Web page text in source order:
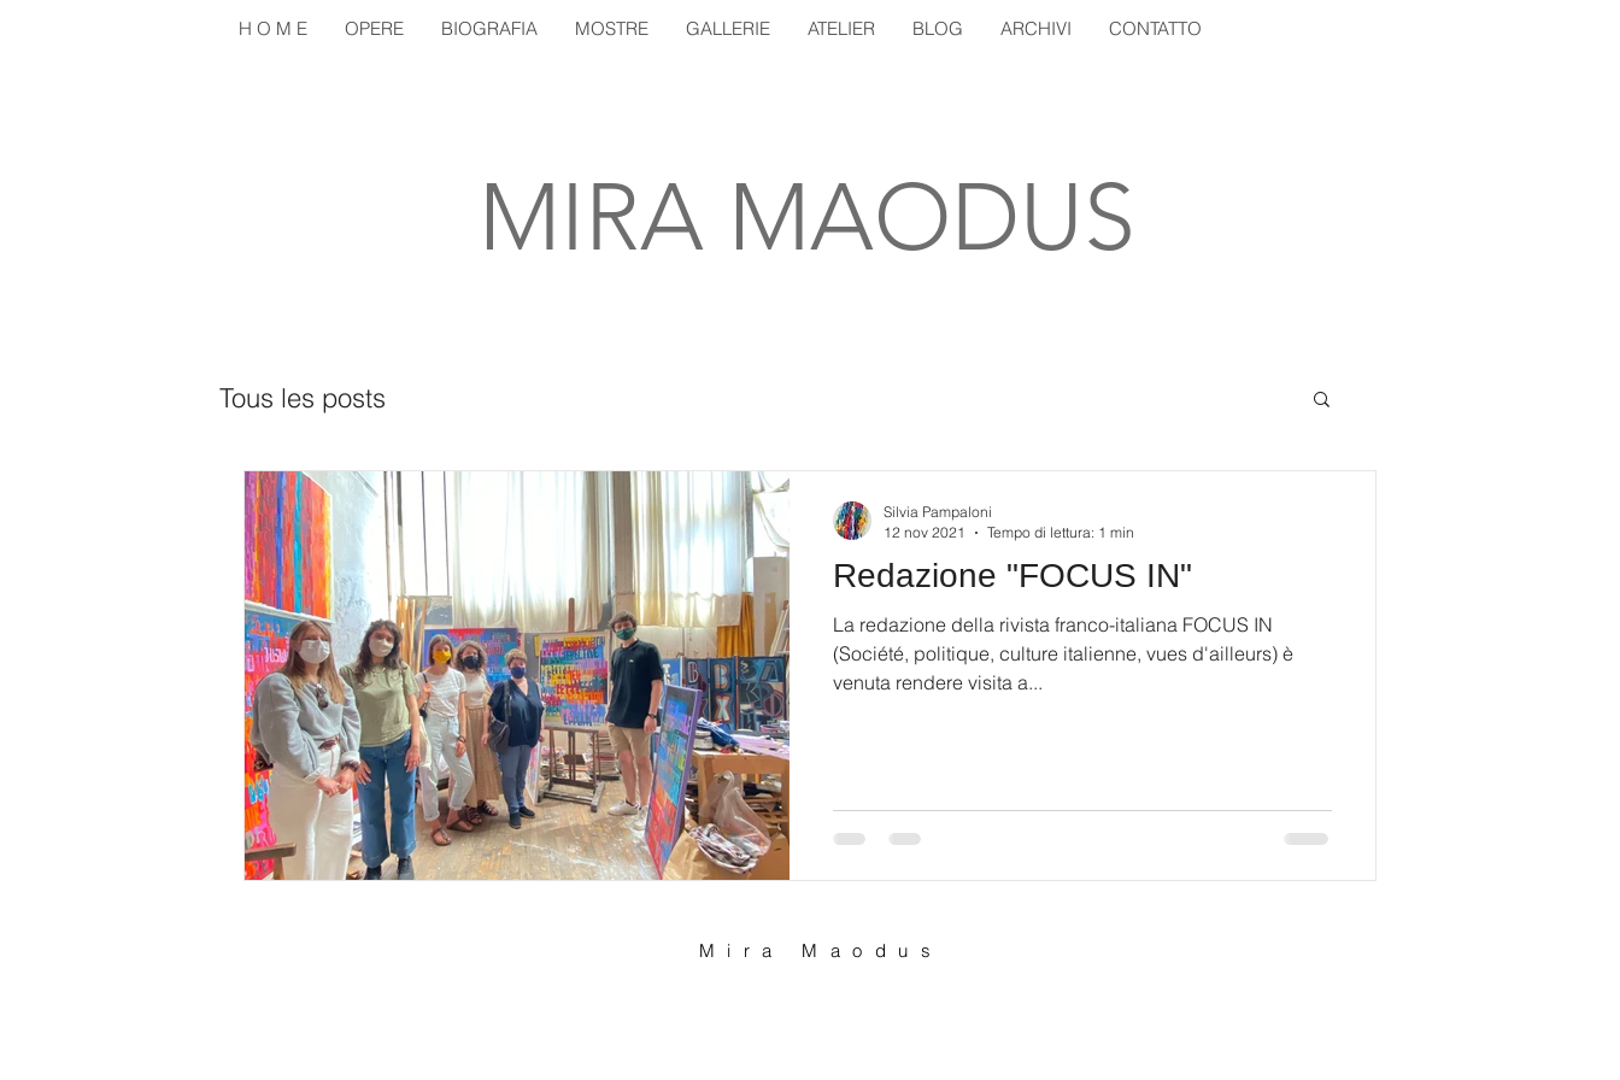
H O M E OPERE BIOGRAFIA MOSTRE GALLERIE ATELIER BLOG ARCHIVI CONTATTO
MIRA MAODUS
Tous les posts
Redazione "FOCUS IN"
La redazione della rivista franco-italiana FOCUS IN
(Société, politique, culture italienne, vues d'ailleurs) è
venuta rendere visita a...
Silvia Pampaloni
12 nov 2021
Tempo di lettura: 1 min
Mira Maodus